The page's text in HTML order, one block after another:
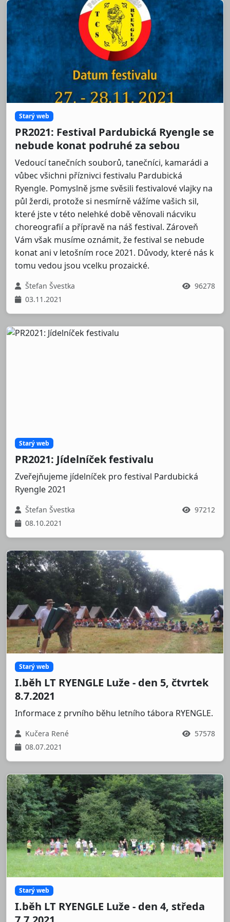
Starý web
PR2021: Festival Pardubická Ryengle se
nebude konat podruhé za sebou
Vedoucí tanečních souborů, tanečníci, kamarádi a
vůbec všichni příznivci festivalu Pardubická
Ryengle. Pomyslně jsme svěsili festivalové vlajky na
půl žerdi, protože si nesmírně vážíme vašich sil,
které jste v této nelehké době věnovali nácviku
choreografií a přípravě na náš festival. Zároveň
Vám však musíme oznámit, že festival se nebude
konat ani v letošním roce 2021. Důvody, které nás k
tomu vedou jsou vcelku prozaické.
Štefan Švestka
96278
03.11.2021
Starý web
PR2021: Jídelníček festivalu
Zveřejňujeme jídelníček pro festival Pardubická
Ryengle 2021
Štefan Švestka
97212
08.10.2021
Starý web
I.běh LT RYENGLE Luže - den 5, čtvrtek
8.7.2021
Informace z prvního běhu letního tábora RYENGLE.
Kučera René
57578
08.07.2021
Starý web
I.běh LT RYENGLE Luže - den 4, středa